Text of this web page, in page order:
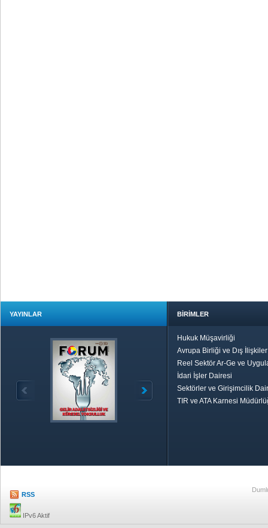
YAYINLAR BİRİMLER
Hukuk Müşavirliği
Avrupa Birliği ve Dış
Reel Sektör Ar-Ge ve
İdari İşler Dairesi
Sektörler ve Girişimcilik
TIR ve ATA Karnesi
RSS
IPv6 Aktif